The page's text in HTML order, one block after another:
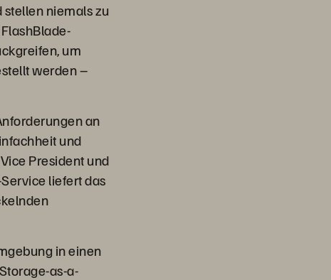
stellen niemals zu
um
werden –
an
und
President und
liefert das
in einen
as-a-